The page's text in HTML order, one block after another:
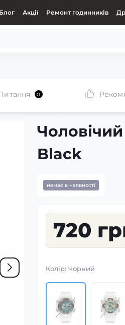
Блог Акції Ремонт годинників
0
Black
немає в наявності
720
Колір: Чорний